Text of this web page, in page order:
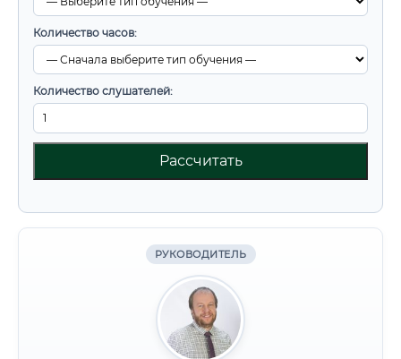
Количество часов:
Количество слушателей:
Рассчитать
РУКОВОДИТЕЛЬ